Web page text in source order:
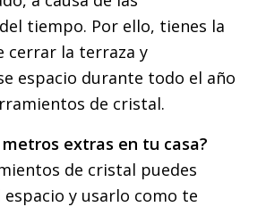
tiempo. Por ello, tienes la
cerrar la terraza y
espacio durante todo el año
de cristal.
metros extras en tu casa?
de cristal puedes
y usarlo como te